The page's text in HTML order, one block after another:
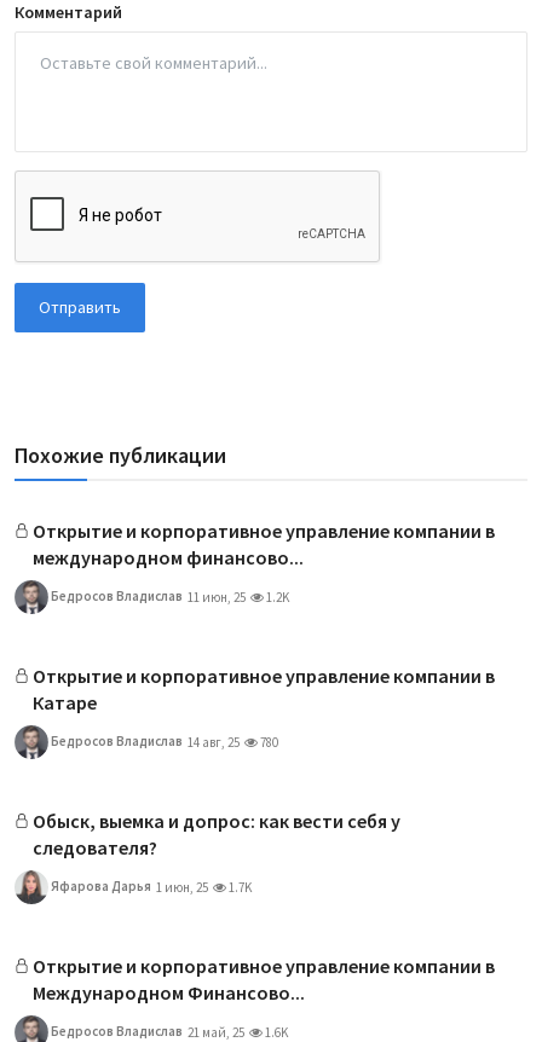
Комментарий
Отправить
Похожие публикации
Открытие и корпоративное управление компании в
международном финансово...
Бедросов Владислав 11 июн, 25 1.2K
Открытие и корпоративное управление компании в
Катаре
Бедросов Владислав 14 авг, 25 780
Обыск, выемка и допрос: как вести себя у
следователя?
Яфарова Дарья 1 июн, 25 1.7K
Открытие и корпоративное управление компании в
Международном Финансово...
Бедросов Владислав 21 май, 25 1.6K